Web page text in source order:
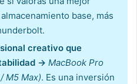
base, más
creativo que
→ MacBook Pro
M5 Max). Es una inversión